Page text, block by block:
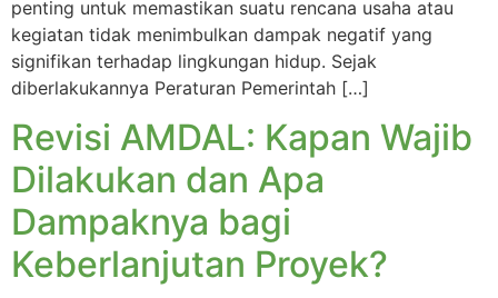
penting untuk memastikan suatu rencana usaha atau
kegiatan tidak menimbulkan dampak negatif yang
signifikan terhadap lingkungan hidup. Sejak
diberlakukannya Peraturan Pemerintah […]
Revisi AMDAL: Kapan Wajib
Dilakukan dan Apa
Dampaknya bagi
Keberlanjutan Proyek?